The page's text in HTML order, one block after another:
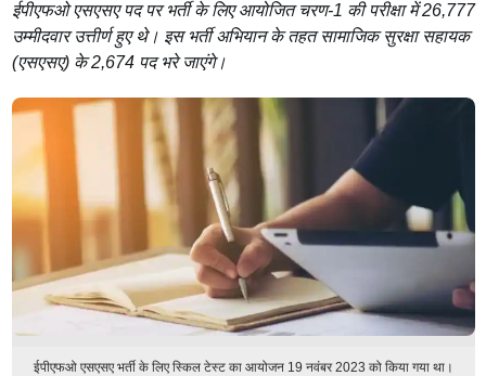
ईपीएफओ एसएसए पद पर भर्ती के लिए आयोजित चरण-1 की परीक्षा में 26,777
उम्मीदवार उत्तीर्ण हुए थे। इस भर्ती अभियान के तहत सामाजिक सुरक्षा सहायक
(एसएसए) के 2,674 पद भरे जाएंगे।
ईपीएफओ एसएसए भर्ती के लिए स्किल टेस्ट का आयोजन 19 नवंबर 2023 को किया गया था।